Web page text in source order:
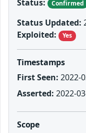
Status:
Confirmed
Status Updated:
Exploited:
Yes
Timestamps
First Seen: 2022-
Asserted: 2022-
Scope